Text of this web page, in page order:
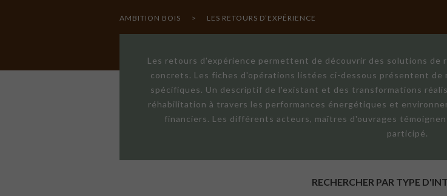
AMBITION BOIS > LES RETOURS D’EXPÉRIENCE
Les retours d'expérience permettent de découvrir des solutions de
concrets. Les fiches d'opérations listées ci-dessous présentent
spécifiques. Un descriptif de l'existant et des transformations
réhabilitation à travers les performances énergétiques et
financiers. Les différents acteurs, maîtres d'ouvrages
participé.
RECHERCHER PAR TYPE
ISOLATION